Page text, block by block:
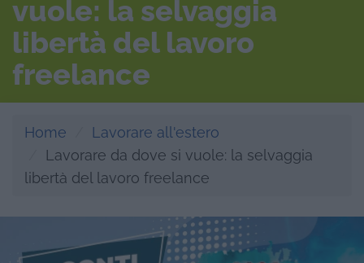
vuole: la selvaggia
libertà del lavoro
freelance
Home
Lavorare all'estero
Lavorare da dove si vuole: la selvaggia
libertà del lavoro freelance